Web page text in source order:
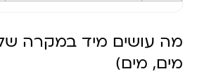
מה עושים מיד במקרה של
מים, מים)